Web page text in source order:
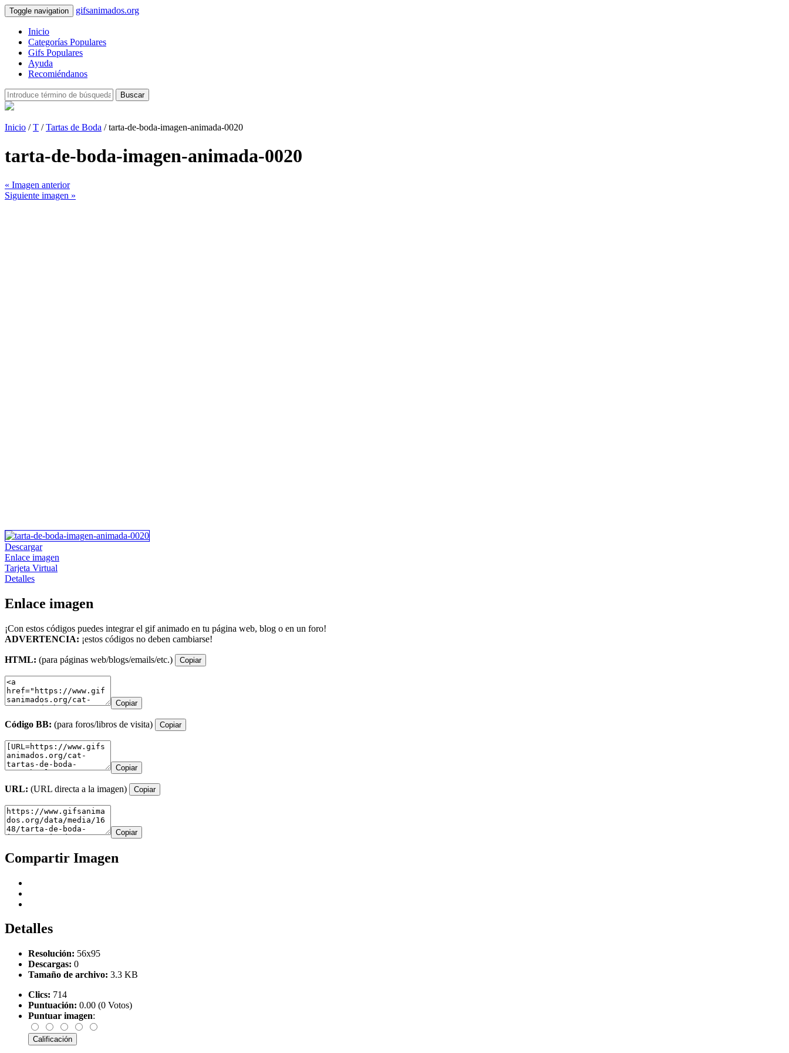
Toggle navigation gifsanimados.org
Inicio
Categorías Populares
Gifs Populares
Ayuda
Recomiéndanos
Buscar
Inicio /T /Tartas de Boda / tarta-de-boda-imagen-animada-0020
tarta-de-boda-imagen-animada-0020
« Imagen anterior
Siguiente imagen »
Descargar
Enlace imagen
Tarjeta Virtual
Detalles
Enlace imagen
¡Con estos códigos puedes integrar el gif animado en tu página web, blog o en un foro!
ADVERTENCIA: ¡estos códigos no deben cambiarse!
HTML: (para páginas web/blogs/emails/etc.) Copiar
Copiar
Código BB: (para foros/libros de visita) Copiar
Copiar
URL: (URL directa a la imagen) Copiar
Copiar
Compartir Imagen
Detalles
Resolución: 56x95
Descargas: 0
Tamaño de archivo: 3.3 KB
Clics: 714
Puntuación: 0.00 (0 Votos)
Puntuar imagen: